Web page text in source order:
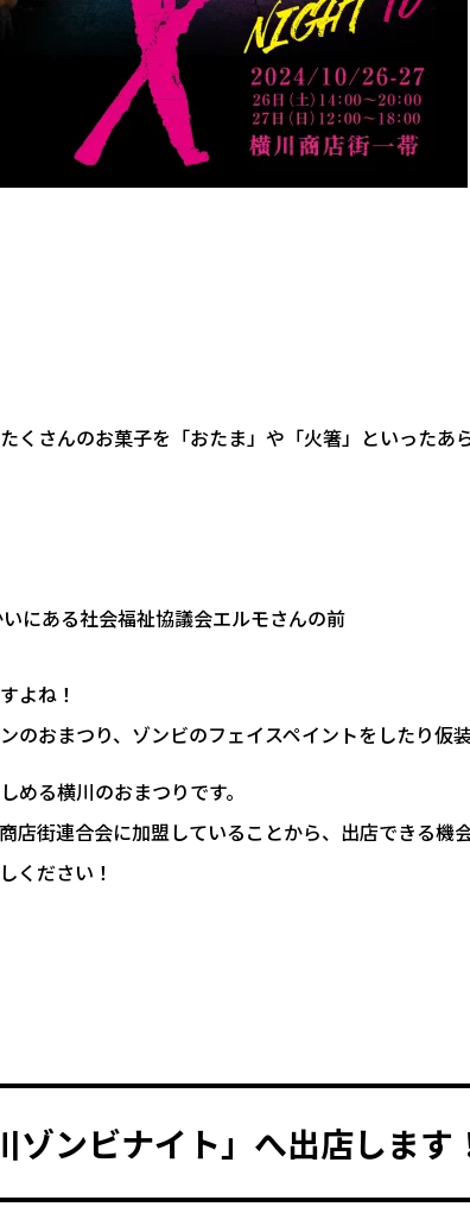
さんのお菓子を「おたま」や「火箸」といったあ
にある社会福祉協議会エルモさんの前
よね！
のおまつり、ゾンビのフェイスペイントをしたり
る横川のおまつりです。
街連合会に加盟していることから、出店できる機
ください！
ゾンビナイト」へ出店します